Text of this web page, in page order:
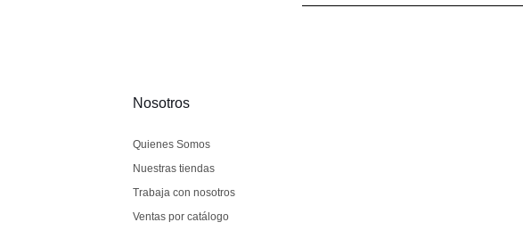
Nosotros
Quienes Somos
Nuestras tiendas
Trabaja con nosotros
Ventas por catálogo